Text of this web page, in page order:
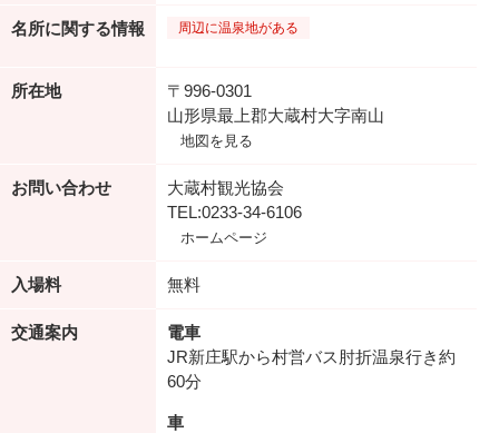
名所に関する情報 周辺に温泉地がある
所在地
〒996-0301
山形県最上郡大蔵村大字南山
地図を見る
お問い合わせ
大蔵村観光協会
TEL:0233-34-6106
ホームページ
入場料 無料
交通案内
電車
JR新庄駅から村営バス肘折温泉行き約
60分
車